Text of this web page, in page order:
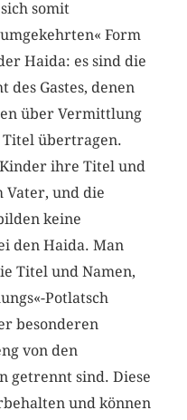
somit
Form
Haida: es sind die
des Gastes, denen
über Vermittlung
Titel übertragen.
ihre Titel und
Vater, und die
keine
den Haida. Man
Titel und Namen,
Potlatsch
besonderen
von den
getrennt sind. Diese
und können